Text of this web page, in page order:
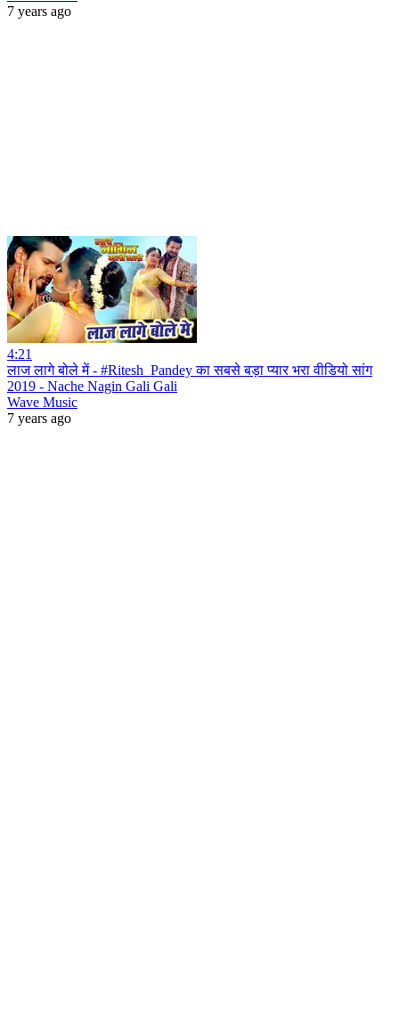
7 years ago
4:21
लाज लागे बोले में - #Ritesh_Pandey का सबसे बड़ा प्यार भरा वीडियो सांग
2019 - Nache Nagin Gali Gali
Wave Music
7 years ago